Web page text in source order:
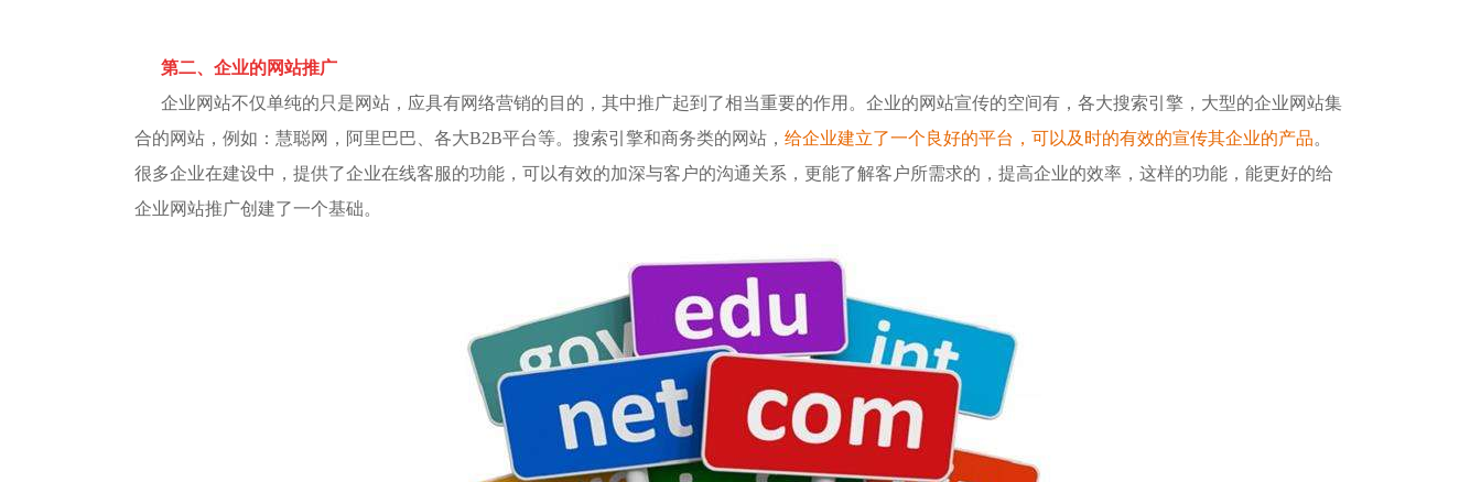
第二、企业的网站推广
企业网站不仅单纯的只是网站，应具有网络营销的目的，其中推广起到了相当重要的作用。企业的网站宣传的空间有，各大搜索引擎，大型的企业网站集
合的网站，例如：慧聪网，阿里巴巴、各大B2B平台等。搜索引擎和商务类的网站， 给企业建立了一个良好的平台，可以及时的有效的宣传其企业的产品。
很多企业在建设中，提供了企业在线客服的功能，可以有效的加深与客户的沟通关系，更能了解客户所需求的，提高企业的效率，这样的功能，能更好的给
企业网站推广创建了一个基础。